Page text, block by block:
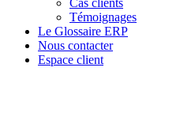
Cas clients
Témoignages
Le Glossaire ERP
Nous contacter
Espace client